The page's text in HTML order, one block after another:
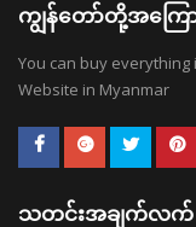
ကျွန်တော်တို့အကြေ
You can buy everything
Website in Myanmar
သတင်းအချက်လက်